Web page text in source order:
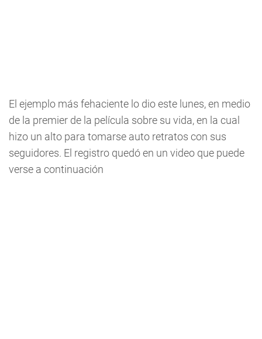
El ejemplo más fehaciente lo dio este lunes, en medio
de la premier de la película sobre su vida, en la cual
hizo un alto para tomarse auto retratos con sus
seguidores. El registro quedó en un video que puede
verse a continuación